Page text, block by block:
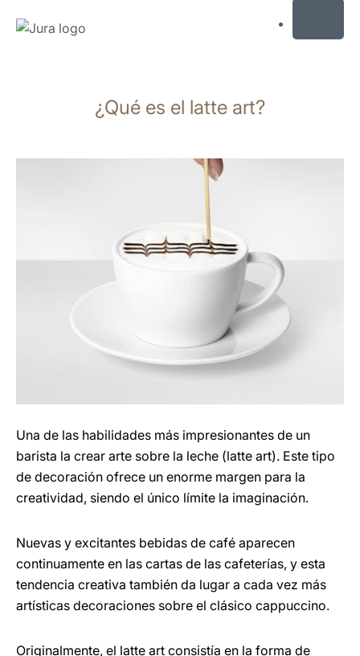
¿Qué es el latte art?
Una de las habilidades más impresionantes de un
barista la crear arte sobre la leche (latte art). Este tipo
de decoración ofrece un enorme margen para la
creatividad, siendo el único límite la imaginación.
Nuevas y excitantes bebidas de café aparecen
continuamente en las cartas de las cafeterías, y esta
tendencia creativa también da lugar a cada vez más
artísticas decoraciones sobre el clásico cappuccino.
Originalmente, el latte art consistía en la forma de